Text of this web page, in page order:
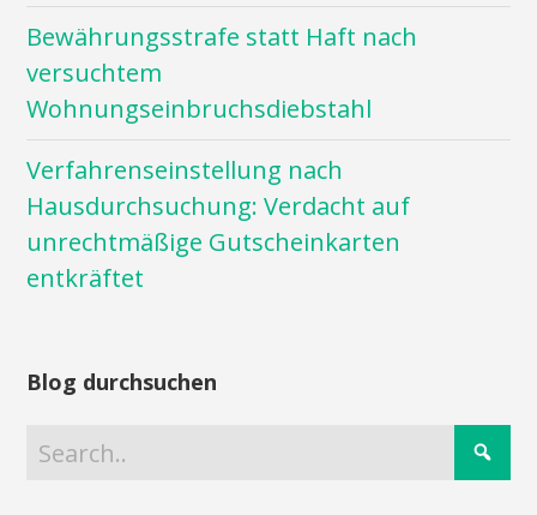
Bewährungsstrafe statt Haft nach
versuchtem
Wohnungseinbruchsdiebstahl
Verfahrenseinstellung nach
Hausdurchsuchung: Verdacht auf
unrechtmäßige Gutscheinkarten
entkräftet
Blog durchsuchen